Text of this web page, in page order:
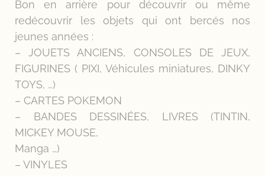
Bon en arrière pour découvrir ou même
redécouvrir les objets qui ont bercés nos
jeunes années :
– JOUETS ANCIENS, CONSOLES DE JEUX,
FIGURINES ( PIXI, Véhicules miniatures, DINKY
TOYS, …)
– CARTES POKEMON
– BANDES DESSINÉES, LIVRES (TINTIN,
MICKEY MOUSE,
Manga …)
– VINYLES